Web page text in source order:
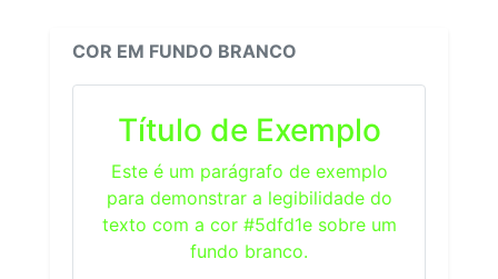
COR EM FUNDO BRANCO
Título de Exemplo
Este é um parágrafo de exemplo
para demonstrar a legibilidade do
texto com a cor #5dfd1e sobre um
fundo branco.